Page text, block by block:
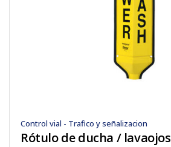
Control vial - Trafico y señalizacion
Rótulo de ducha / lavaojos